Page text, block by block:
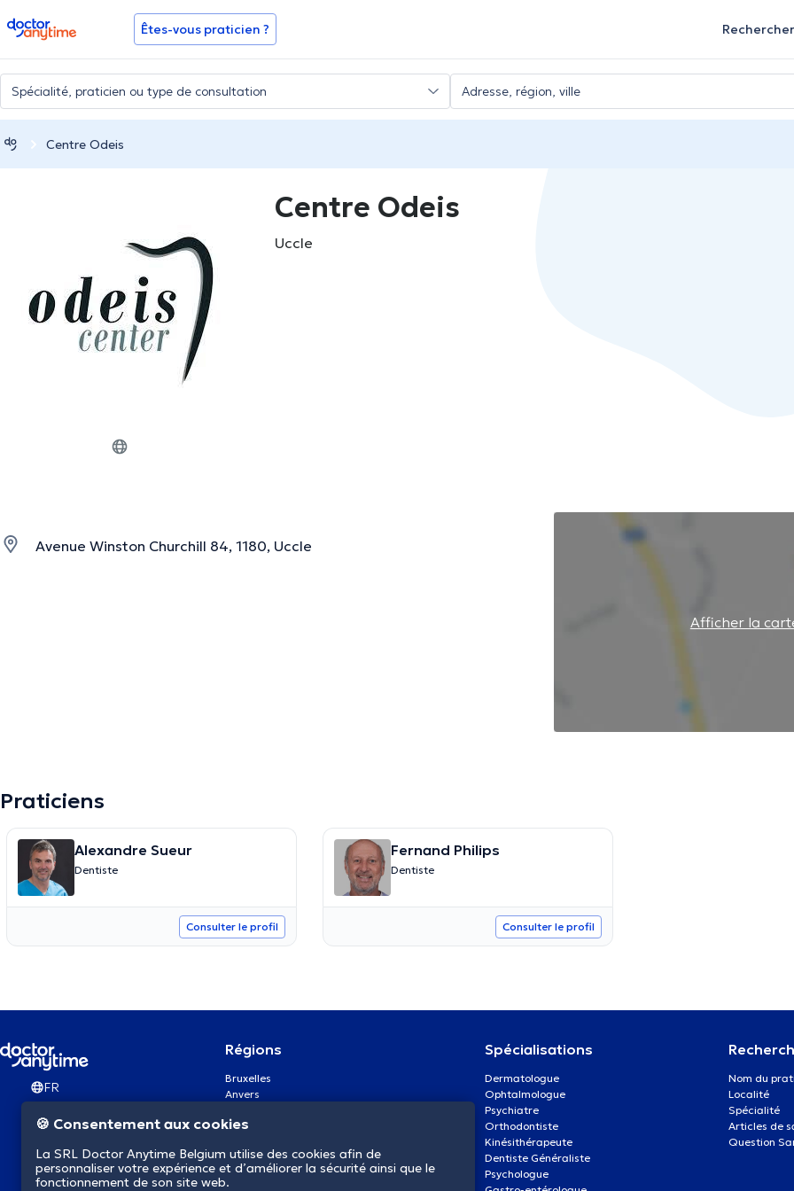
doctoranytime Êtes-vous praticien ? Rechercher
Centre Odeis
Centre Odeis
Uccle
Avenue Winston Churchill 84, 1180, Uccle
Afficher la
Praticiens
Alexandre Sueur
Dentiste
Consulter le profil
Fernand Philips
Dentiste
Consulter le profil
FR
Régions
Bruxelles
Anvers
Charleroi
Bruges
Namur
Spécialisations
Dermatologue
Ophtalmologue
Psychiatre
Orthodontiste
Kinésithérapeute
Dentiste Généraliste
Psychologue
Nom du
Localité
Spécialité
Articles de
Question
🍪 Consentement aux cookies
La SRL Doctor Anytime Belgium utilise des cookies afin de
personnaliser votre expérience et d’améliorer la sécurité ainsi que le
fonctionnement de son site web.